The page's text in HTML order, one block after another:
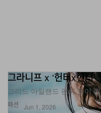
패션
그라니프 x ‘헌터x헌터’
그리드 아일랜드 편이 옷이
Jun 1, 2026